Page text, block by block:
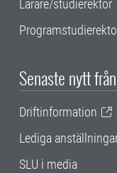
Lärare/studierektor
Senaste nytt från
Driftinformation
Lediga
SLU i media